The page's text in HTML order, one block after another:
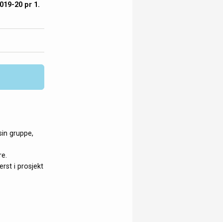
20 pr 1.
gruppe,
i prosjekt